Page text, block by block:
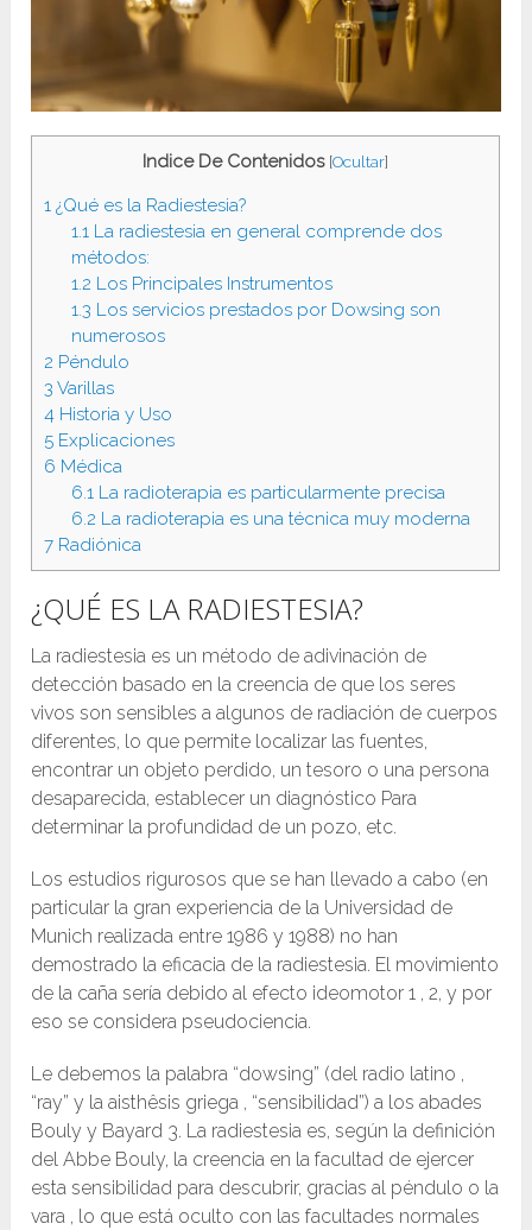
Indice De Contenidos [Ocultar]
1 ¿Qué es la Radiestesia?
1.1La radiestesia en general comprende dos
métodos:
1.2 Los Principales Instrumentos
1.3 Los servicios prestados por Dowsing son
numerosos
2 Péndulo
3 Varillas
4 Historia y Uso
5 Explicaciones
6 Médica
6.1La radioterapia es particularmente precisa
6.2 La radioterapia es una técnica muy moderna
7 Radiónica
¿QUÉ ES LA RADIESTESIA?
La radiestesia es un método de adivinación de
detección basado en la creencia de que los seres
vivos son sensibles a algunos de radiación de cuerpos
diferentes, lo que permite localizar las fuentes,
encontrar un objeto perdido, un tesoro o una persona
desaparecida, establecer un diagnóstico Para
determinar la profundidad de un pozo, etc.
Los estudios rigurosos que se han llevado a cabo (en
particular la gran experiencia de la Universidad de
Munich realizada entre 1986 y 1988) no han
demostrado la eficacia de la radiestesia. El movimiento
de la caña sería debido al efecto ideomotor 1 , 2, y por
eso se considera pseudociencia.
Le debemos la palabra “dowsing” (del radio latino ,
“ray” y la aisthêsis griega , “sensibilidad”) a los abades
Bouly y Bayard 3. La radiestesia es, según la definición
del Abbe Bouly, la creencia en la facultad de ejercer
esta sensibilidad para descubrir, gracias al péndulo o la
vara , lo que está oculto con las facultades normales